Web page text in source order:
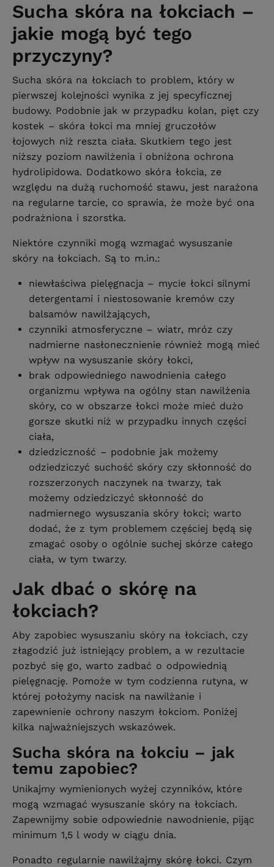
Sucha skóra na łokciach –
jakie mogą być tego
przyczyny?
Sucha skóra na łokciach to problem, który w
pierwszej kolejności wynika z jej specyficznej
budowy. Podobnie jak w przypadku kolan, pięt czy
kostek – skóra łokci ma mniej gruczołów
łojowych niż reszta ciała. Skutkiem tego jest
niższy poziom nawilżenia i obniżona ochrona
hydrolipidowa. Dodatkowo skóra łokcia, ze
względu na dużą ruchomość stawu, jest narażona
na regularne tarcie, co sprawia, że może być ona
podrażniona i szorstka.
Niektóre czynniki mogą wzmagać wysuszanie
skóry na łokciach. Są to m.in.:
niewłaściwa pielęgnacja – mycie łokci silnymi
detergentami i niestosowanie kremów czy
balsamów nawilżających,
czynniki atmosferyczne – wiatr, mróz czy
nadmierne nasłonecznienie również mogą mieć
wpływ na wysuszanie skóry łokci,
brak odpowiedniego nawodnienia całego
organizmu wpływa na ogólny stan nawilżenia
skóry, co w obszarze łokci może mieć dużo
gorsze skutki niż w przypadku innych części
ciała,
dziedziczność – podobnie jak możemy
odziedziczyć suchość skóry czy skłonność do
rozszerzonych naczynek na twarzy, tak
możemy odziedziczyć skłonność do
nadmiernego wysuszania skóry łokci; warto
dodać, że z tym problemem częściej będą się
zmagać osoby o ogólnie suchej skórze całego
ciała, w tym twarzy.
Jak dbać o skórę na
łokciach?
Aby zapobiec wysuszaniu skóry na łokciach, czy
złagodzić już istniejący problem, a w rezultacie
pozbyć się go, warto zadbać o odpowiednią
pielęgnację. Pomoże w tym codzienna rutyna, w
której położymy nacisk na nawilżanie i
zapewnienie ochrony naszym łokciom. Poniżej
kilka najważniejszych wskazówek.
Sucha skóra na łokciu – jak
temu zapobiec?
Unikajmy wymienionych wyżej czynników, które
mogą wzmagać wysuszanie skóry na łokciach.
Zapewnijmy sobie odpowiednie nawodnienie, pijąc
minimum 1,5 l wody w ciągu dnia.
Ponadto regularnie nawilżajmy skórę łokci. Czym